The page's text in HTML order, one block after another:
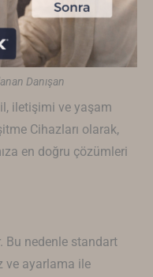
Danışan
iletişimi ve yaşam
Cihazları olarak,
en doğru çözümleri
Bu nedenle standart
ve ayarlama ile